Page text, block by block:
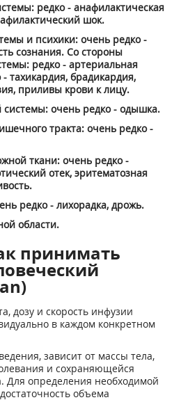
редко - анафилактическая
шок.
и психики: очень редко -
сознания. Со стороны
редко - артериальная
тахикардия, брадикардия,
приливы крови к лицу.
очень редко - одышка.
тракта: очень редко -
ткани: очень редко -
отек, эритематозная
редко - лихорадка, дрожь.
области.
принимать
дозу и скорость инфузии
в каждом конкретном
зависит от массы тела,
и сохраняющейся
Для определения необходимой
объема